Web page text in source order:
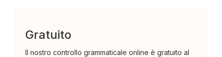
Gratuito
Il nostro controllo grammaticale online è gratuito al